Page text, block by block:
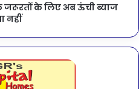
जरूरतों के लिए अब ऊंची ब्याज
नहीं